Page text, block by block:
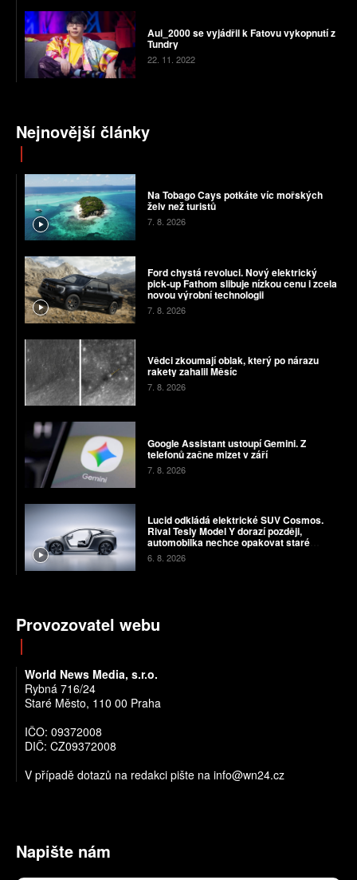
Aui_2000 se vyjádřil k Fatovu vykopnutí z
Tundry
22. 11. 2022
Nejnovější články
Na Tobago Cays potkáte víc mořských
želv než turistů
7. 8. 2026
Ford chystá revoluci. Nový elektrický
pick-up Fathom slibuje nízkou cenu i zcela
novou výrobní technologii
7. 8. 2026
Vědci zkoumají oblak, který po nárazu
rakety zahalil Měsíc
7. 8. 2026
Google Assistant ustoupí Gemini. Z
telefonů začne mizet v září
7. 8. 2026
Lucid odkládá elektrické SUV Cosmos.
Rival Tesly Model Y dorazí později,
automobilka nechce opakovat staré
chyby
6. 8. 2026
Provozovatel webu
World News Media, s.r.o.
Rybná 716/24
Staré Město, 110 00 Praha
IČO: 09372008
DIČ: CZ09372008
V případě dotazů na redakci pište na info@wn24.cz
Napište nám